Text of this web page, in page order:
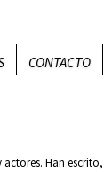
CONTACTO
Han escrito,